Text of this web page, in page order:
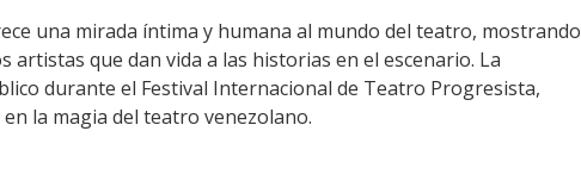
una mirada íntima y humana al mundo del teatro, mostrando
artistas que dan vida a las historias en el escenario. La
durante el Festival Internacional de Teatro Progresista,
la magia del teatro venezolano.